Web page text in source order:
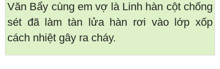
Văn Bẩy cùng em vợ là Linh hàn cột chống
sét đã làm tàn lửa hàn rơi vào lớp xốp
cách nhiệt gây ra cháy.